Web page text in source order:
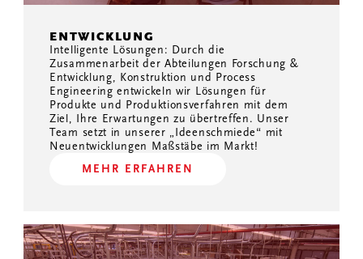
ENTWICKLUNG
Intelligente Lösungen: Durch die
Zusammenarbeit der Abteilungen Forschung &
Entwicklung, Konstruktion und Process
Engineering entwickeln wir Lösungen für
Produkte und Produktionsverfahren mit dem
Ziel, Ihre Erwartungen zu übertreffen. Unser
Team setzt in unserer „Ideenschmiede“ mit
Neuentwicklungen Maßstäbe im Markt!
MEHR ERFAHREN